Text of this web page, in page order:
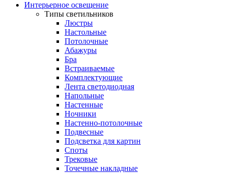
Интерьерное освещение
Типы светильников
Люстры
Настольные
Потолочные
Абажуры
Бра
Встраиваемые
Комплектующие
Лента светодиодная
Напольные
Настенные
Ночники
Настенно-потолочные
Подвесные
Подсветка для картин
Споты
Трековые
Точечные накладные